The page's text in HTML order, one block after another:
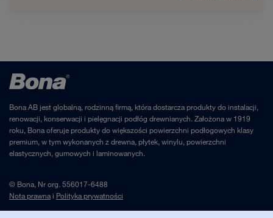
Bona AB jest globalną, rodzinną firmą, która dostarcza produkty do instalacji,
renowacji, konserwacji i pielęgnacji podłóg drewnianych. Założona w 1919
roku, Bona oferuje produkty do większości powierzchni podłogowych klasy
premium, w tym wykonanych z drewna, płytek, winylu, powierzchni
elastycznych, gumowych i laminowanych.
© Bona, Nr org. 556017-6488
Nota prawna i Polityka prywatności